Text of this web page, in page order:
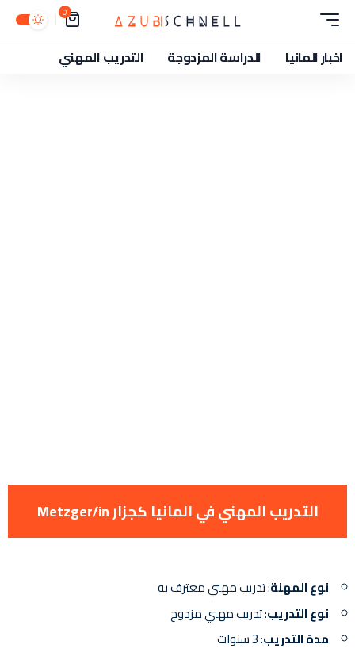
0
اخبار المانيا الدراسة المزدوجة التدريب المهني
التدريب المهني في المانيا كجزار Metzger/in
نوع المهنة: تدريب مهني معترف به
نوع التدريب: تدريب مهني مزدوج
مدة التدريب: 3 سنوات